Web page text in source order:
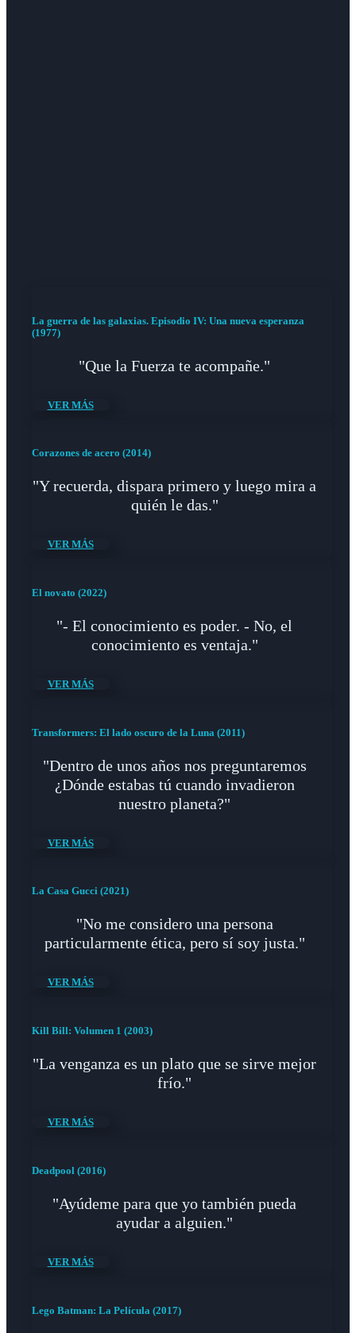
La guerra de las galaxias. Episodio IV: Una nueva esperanza
(1977)
"Que la Fuerza te acompañe."
VER MÁS
Corazones de acero (2014)
"Y recuerda, dispara primero y luego mira a
quién le das."
VER MÁS
El novato (2022)
"- El conocimiento es poder. - No, el
conocimiento es ventaja."
VER MÁS
Transformers: El lado oscuro de la Luna (2011)
"Dentro de unos años nos preguntaremos
¿Dónde estabas tú cuando invadieron
nuestro planeta?"
VER MÁS
La Casa Gucci (2021)
"No me considero una persona
particularmente ética, pero sí soy justa."
VER MÁS
Kill Bill: Volumen 1 (2003)
"La venganza es un plato que se sirve mejor
frío."
VER MÁS
Deadpool (2016)
"Ayúdeme para que yo también pueda
ayudar a alguien."
VER MÁS
Lego Batman: La Película (2017)